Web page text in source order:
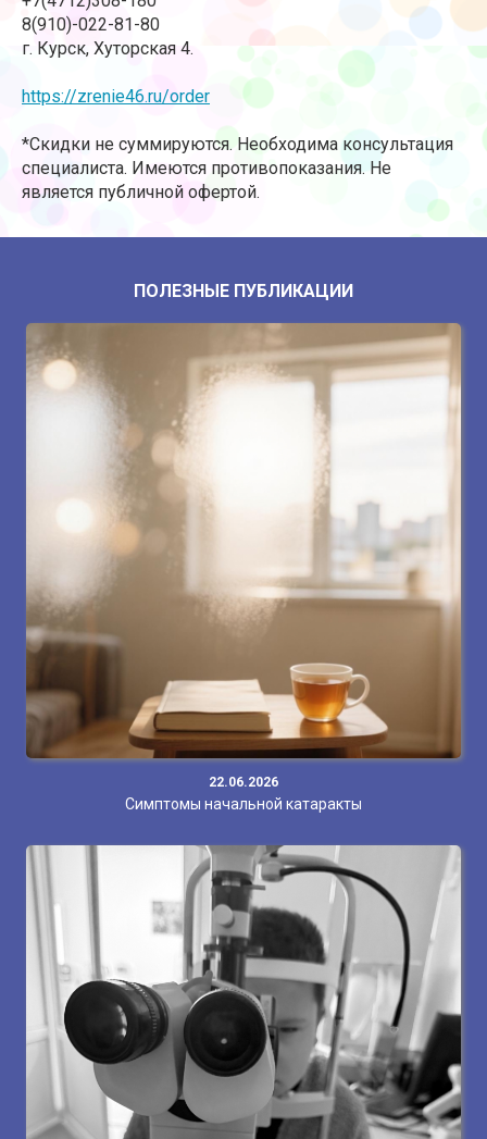
8(910)-022-81-80
г. Курск, Хуторская 4.
https://zrenie46.ru/order
*Скидки не суммируются. Необходима консультация
специалиста. Имеются противопоказания. Не
является публичной офертой.
ПОЛЕЗНЫЕ ПУБЛИКАЦИИ
22.06.2026
Симптомы начальной катаракты